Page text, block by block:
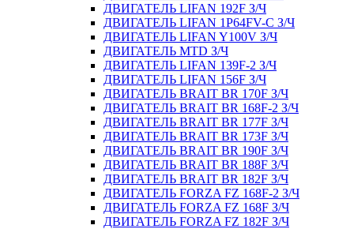
ДВИГАТЕЛЬ LIFAN 192F З/Ч
ДВИГАТЕЛЬ LIFAN 1P64FV-C З/Ч
ДВИГАТЕЛЬ LIFAN Y100V З/Ч
ДВИГАТЕЛЬ MTD З/Ч
ДВИГАТЕЛЬ LIFAN 139F-2 З/Ч
ДВИГАТЕЛЬ LIFAN 156F З/Ч
ДВИГАТЕЛЬ BRAIT BR 170F З/Ч
ДВИГАТЕЛЬ BRAIT BR 168F-2 З/Ч
ДВИГАТЕЛЬ BRAIT BR 177F З/Ч
ДВИГАТЕЛЬ BRAIT BR 173F З/Ч
ДВИГАТЕЛЬ BRAIT BR 190F З/Ч
ДВИГАТЕЛЬ BRAIT BR 188F З/Ч
ДВИГАТЕЛЬ BRAIT BR 182F З/Ч
ДВИГАТЕЛЬ FORZA FZ 168F-2 З/Ч
ДВИГАТЕЛЬ FORZA FZ 168F З/Ч
ДВИГАТЕЛЬ FORZA FZ 182F З/Ч